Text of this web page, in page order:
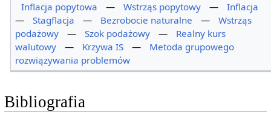
Inflacja popytowa
— Wstrząs popytowy —
Inflacja
—
Stagflacja — Bezrobocie naturalne —
Wstrząs
podażowy
— Szok podażowy —
Realny kurs
walutowy
— Krzywa IS —
Metoda grupowego
rozwiązywania problemów
Bibliografia